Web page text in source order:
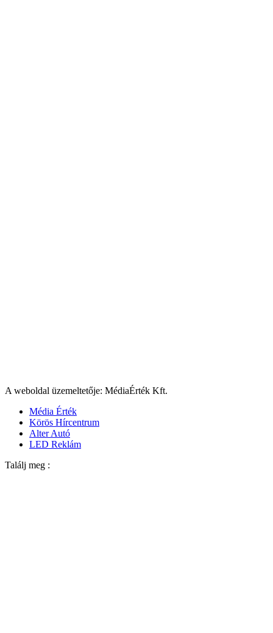
A weboldal üzemeltetője: MédiaÉrték Kft.
Média Érték
Körös Hírcentrum
Alter Autó
LED Reklám
Találj meg :